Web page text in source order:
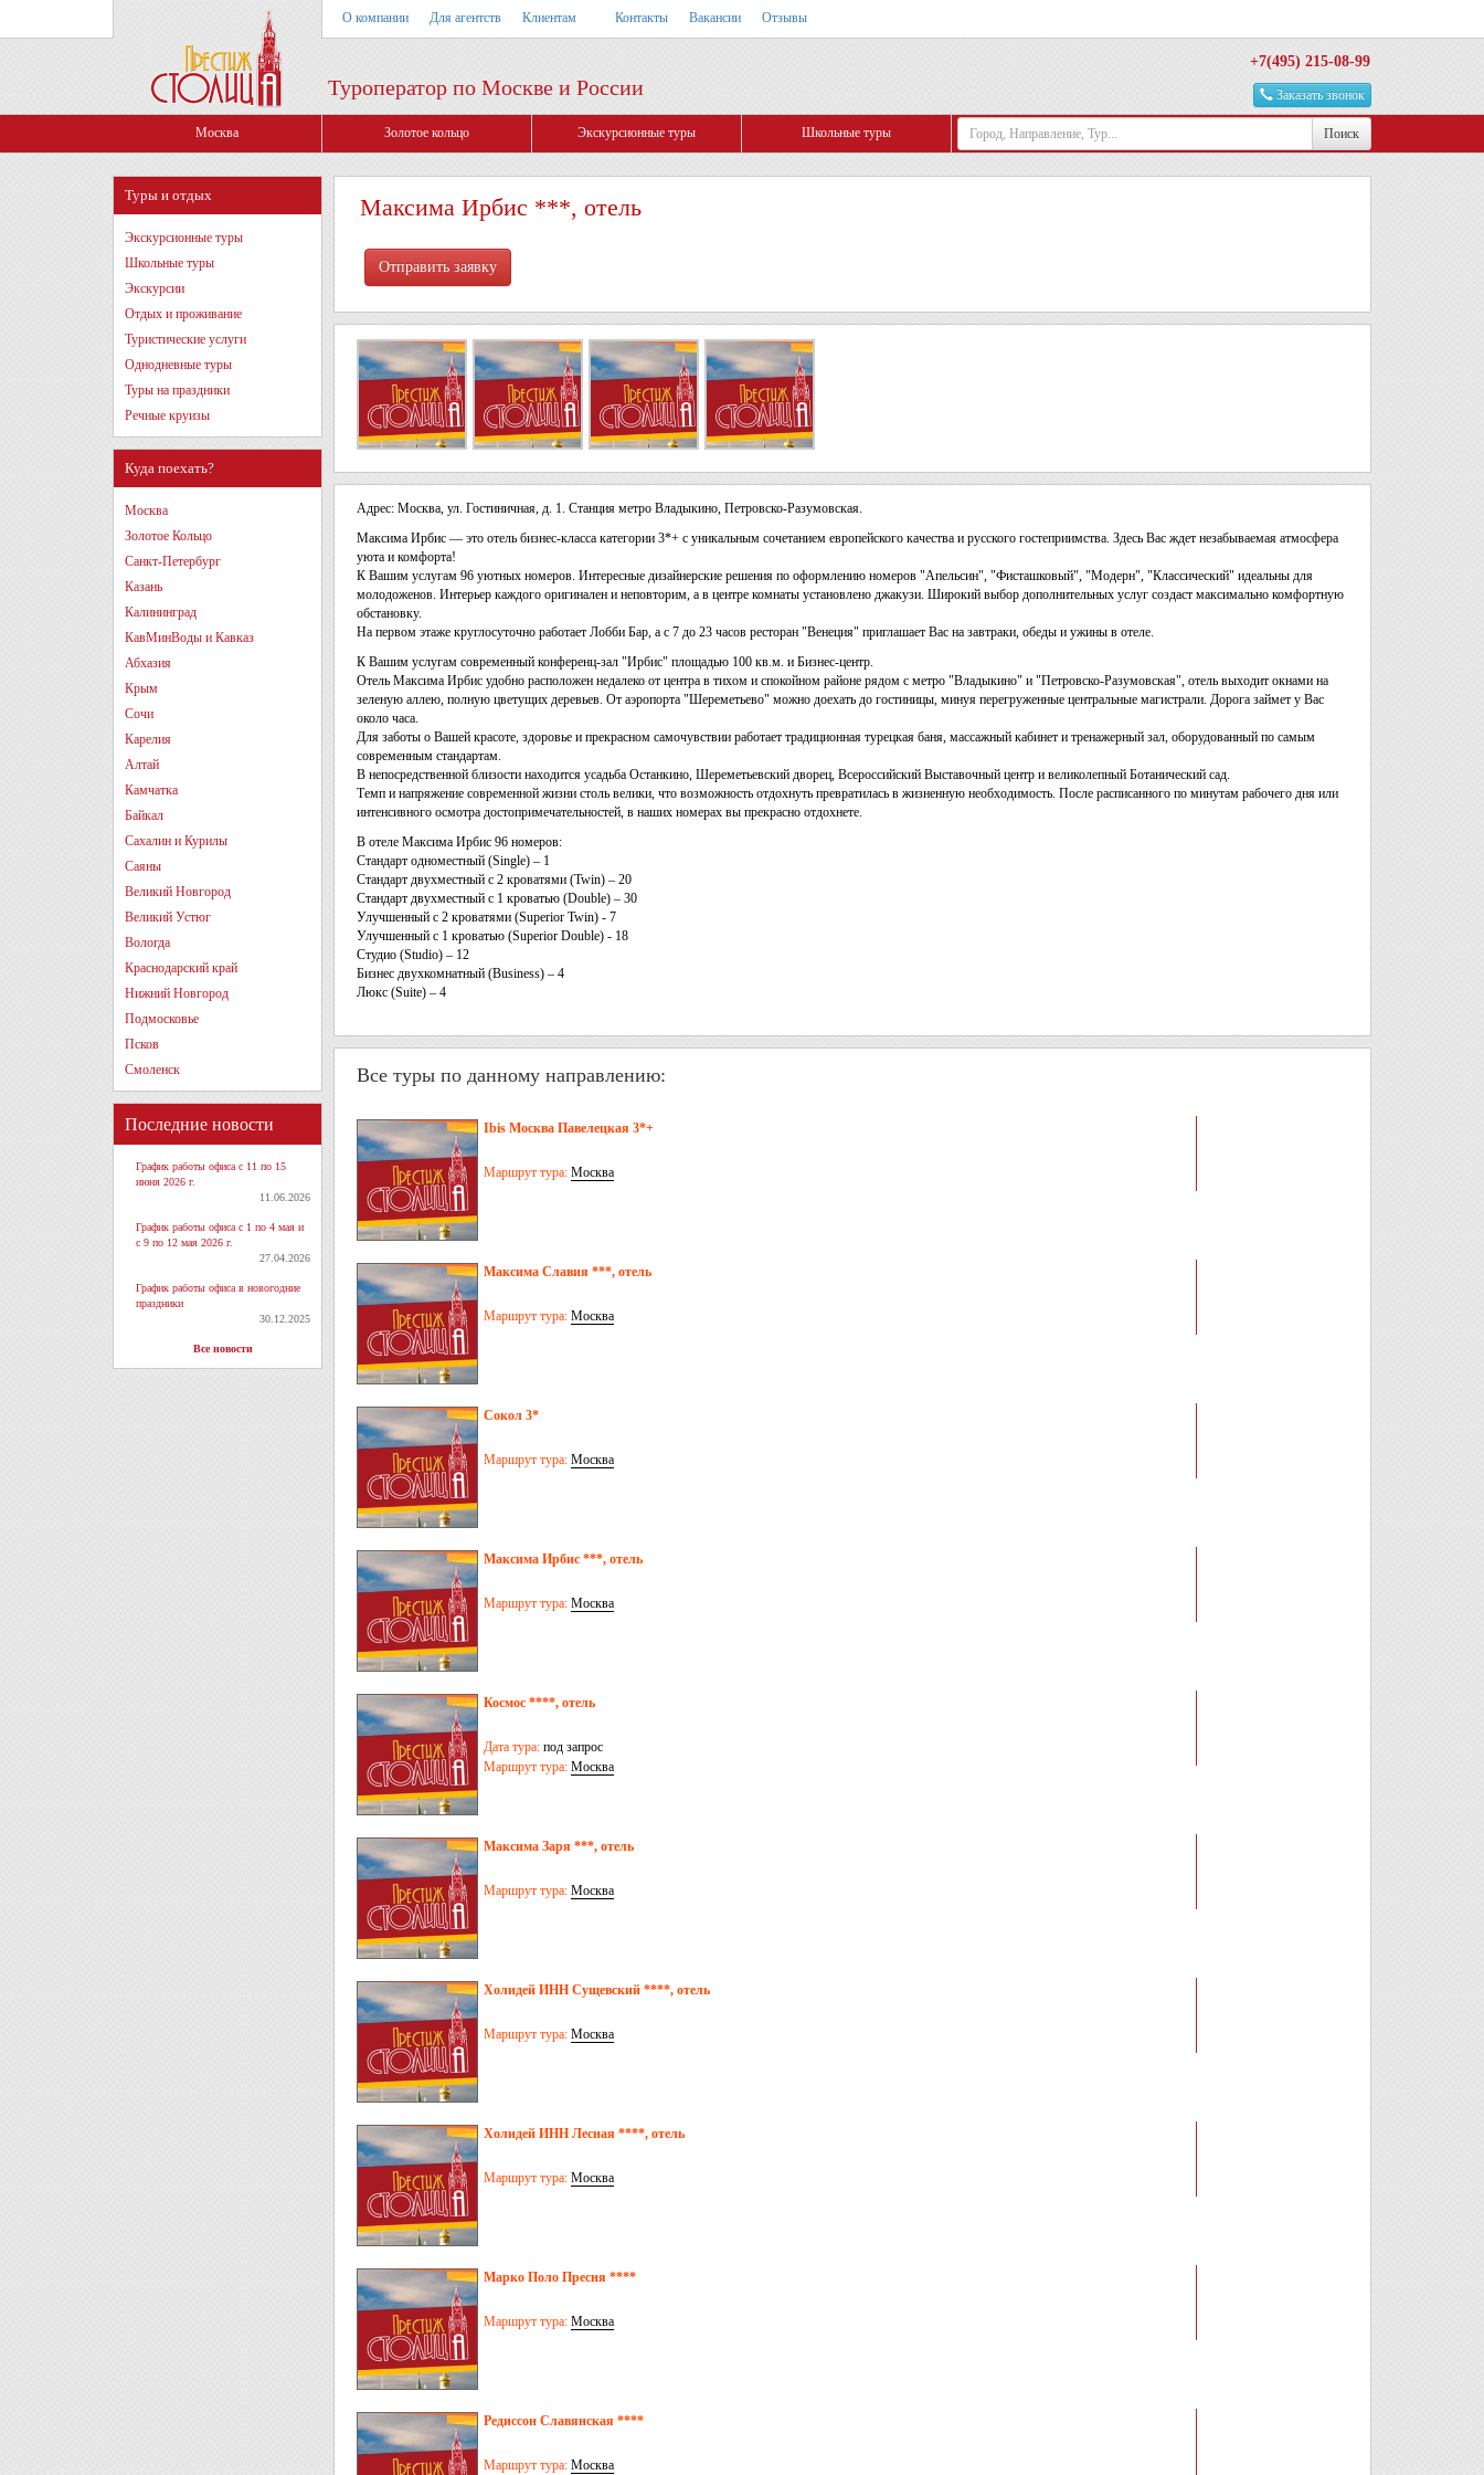
О компании Для агентств Клиентам Контакты Вакансии Отзывы
Туроператор по Москве и России
+7(495) 215-08-99
Заказать звонок
Москва Золотое кольцо Экскурсионные туры Школьные туры Поиск
Туры и отдых
Экскурсионные туры
Школьные туры
Экскурсии
Отдых и проживание
Туристические услуги
Однодневные туры
Туры на праздники
Речные круизы
Куда поехать?
Москва
Золотое Кольцо
Санкт-Петербург
Казань
Калининград
КавМинВоды и Кавказ
Абхазия
Крым
Сочи
Карелия
Алтай
Камчатка
Байкал
Сахалин и Курилы
Саяны
Великий Новгород
Великий Устюг
Вологда
Краснодарский край
Нижний Новгород
Подмосковье
Псков
Смоленск
Последние новости
График работы офиса с 11 по 15
июня 2026 г.
11.06.2026
График работы офиса с 1 по 4 мая и
с 9 по 12 мая 2026 г.
27.04.2026
График работы офиса в новогодние
праздники
30.12.2025
Все новости
Максима Ирбис ***, отель
Адрес: Москва, ул. Гостиничная, д. 1. Станция метро Владыкино, Петровско-Разумовская.
Максима Ирбис — это отель бизнес-класса категории 3*+ с уникальным сочетанием европейского качества и русского гостеприимства. Здесь Вас ждет незабываемая атмосфера
уюта и комфорта!
К Вашим услугам 96 уютных номеров. Интересные дизайнерские решения по оформлению номеров "Апельсин", "Фисташковый", "Модерн", "Классический" идеальны для
молодоженов. Интерьер каждого оригинален и неповторим, а в центре комнаты установлено джакузи. Широкий выбор дополнительных услуг создаст максимально комфортную
обстановку.
На первом этаже круглосуточно работает Лобби Бар, а с 7 до 23 часов ресторан "Венеция" приглашает Вас на завтраки, обеды и ужины в отеле.
К Вашим услугам современный конференц-зал "Ирбис" площадью 100 кв.м. и Бизнес-центр.
Отель Максима Ирбис удобно расположен недалеко от центра в тихом и спокойном районе рядом с метро "Владыкино" и "Петровско-Разумовская", отель выходит окнами на
зеленую аллею, полную цветущих деревьев. От аэропорта "Шереметьево" можно доехать до гостиницы, минуя перегруженные центральные магистрали. Дорога займет у Вас
около часа.
Для заботы о Вашей красоте, здоровье и прекрасном самочувствии работает традиционная турецкая баня, массажный кабинет и тренажерный зал, оборудованный по самым
современным стандартам.
В непосредственной близости находится усадьба Останкино, Шереметьевский дворец, Всероссийский Выставочный центр и великолепный Ботанический сад.
Темп и напряжение современной жизни столь велики, что возможность отдохнуть превратилась в жизненную необходимость. После расписанного по минутам рабочего дня или
интенсивного осмотра достопримечательностей, в наших номерах вы прекрасно отдохнете.
В отеле Максима Ирбис 96 номеров:
Стандарт одноместный (Single) – 1
Стандарт двухместный с 2 кроватями (Twin) – 20
Стандарт двухместный с 1 кроватью (Double) – 30
Улучшенный с 2 кроватями (Superior Twin) - 7
Улучшенный с 1 кроватью (Superior Double) - 18
Студио (Studio) – 12
Бизнес двухкомнатный (Business) – 4
Люкс (Suite) – 4
Все туры по данному направлению:
Ibis Москва Павелецкая 3*+
Маршрут тура: Москва
Максима Славия ***, отель
Маршрут тура: Москва
Сокол 3*
Маршрут тура: Москва
Максима Ирбис ***, отель
Маршрут тура: Москва
Космос ****, отель
Дата тура: под запрос
Маршрут тура: Москва
Максима Заря ***, отель
Маршрут тура: Москва
Холидей ИНН Сущевский ****, отель
Маршрут тура: Москва
Холидей ИНН Лесная ****, отель
Маршрут тура: Москва
Марко Поло Пресня ****
Маршрут тура: Москва
Редиссон Славянская ****
Маршрут тура: Москва